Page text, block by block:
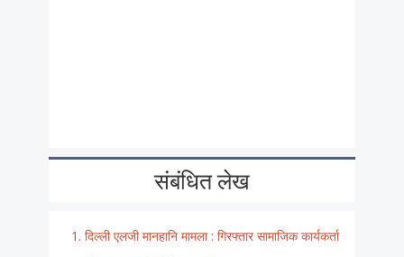
संबंधित लेख
दिल्ली एलजी मानहानि मामला : गिरफ्तार सामाजिक कार्यकर्ता